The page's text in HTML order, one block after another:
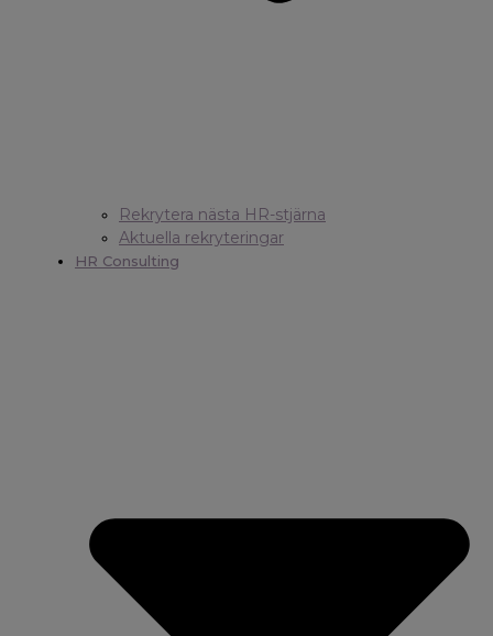
Rekrytera nästa HR-stjärna
Aktuella rekryteringar
HR Consulting